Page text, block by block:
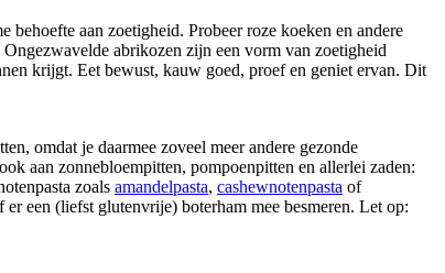
aan zoetigheid. Probeer roze koeken en andere
abrikozen zijn een vorm van zoetigheid
krijgt. Eet bewust, kauw goed, proef en geniet ervan. Dit
omdat je daarmee zoveel meer andere gezonde
aan zonnebloempitten, pompoenpitten en allerlei zaden:
zoals amandelpasta, cashewnotenpasta of
een (liefst glutenvrije) boterham mee besmeren. Let op: